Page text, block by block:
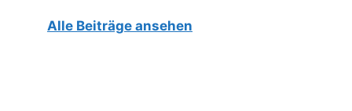
Alle Beiträge ansehen